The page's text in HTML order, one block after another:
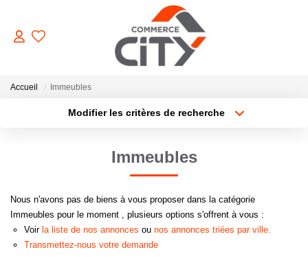
LOUER
ESTIMER
Accueil Immeubles
Modifier les critères de recherche
Budget max Plus de critères
Immeubles
Nous n'avons pas de biens à vous proposer dans la catégorie
Immeubles pour le moment , plusieurs options s'offrent à vous :
Voir la liste de nos annonces ou nos annonces triées par ville.
Transmettez-nous votre demande